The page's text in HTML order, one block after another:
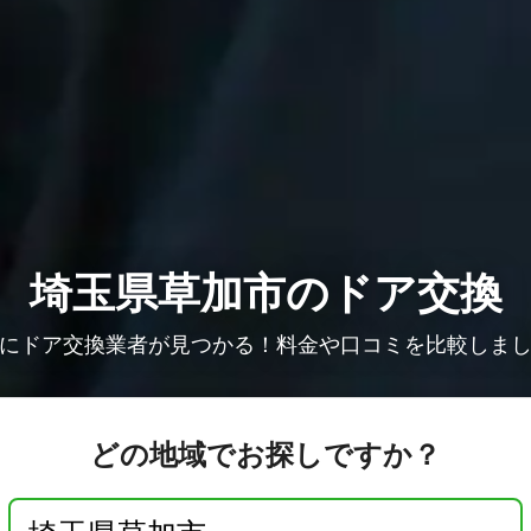
埼玉県草加市のドア交換
ドア交換業者が見つかる！料金や口コミを比較しま
どの地域でお探しですか？